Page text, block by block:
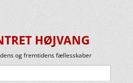
HØJVANG
og fremtidens fællesskaber